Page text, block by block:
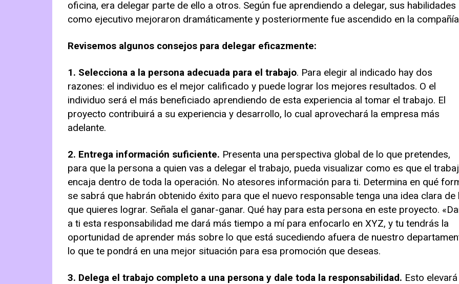
oficina, era delegar parte de ello a otros. Según fue aprendiendo a delegar, sus habilidades
como ejecutivo mejoraron dramáticamente y posteriormente fue ascendido en la
Revisemos algunos consejos para delegar eficazmente:
1. Selecciona a la persona adecuada para el trabajo. Para elegir al indicado hay dos
razones: el individuo es el mejor calificado y puede lograr los mejores resultados. O el
individuo será el más beneficiado aprendiendo de esta experiencia al tomar el trabajo. El
proyecto contribuirá a su experiencia y desarrollo, lo cual aprovechará la empresa más
adelante.
2. Entrega información suficiente. Presenta una perspectiva global de lo que pretendes,
para que la persona a quien vas a delegar el trabajo, pueda visualizar como es que el
encaja dentro de toda la operación. No atesores información para ti. Determina en qué
se sabrá que habrán obtenido éxito para que el nuevo responsable tenga una idea clara de
que quieres lograr. Señala el ganar-ganar. Qué hay para esta persona en este proyecto.
a ti esta responsabilidad me dará más tiempo a mí para enfocarlo en XYZ, y tu tendrás la
oportunidad de aprender más sobre lo que está sucediendo afuera de nuestro
lo que te pondrá en una mejor situación para esa promoción que deseas.
3. Delega el trabajo completo a una persona y dale toda la responsabilidad. Esto